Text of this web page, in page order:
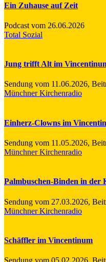
Ein Zuhause auf Zeit
Podcast vom 26.06.2026
Total Sozial
Jung trifft Alt im
Sendung vom 11.06.2026,
Münchner Kirchenradio
Einherz-Clowns im
Sendung vom 11.05.2026,
Münchner Kirchenradio
Palmbuschen-Binden in der
Sendung vom 27.03.2026,
Münchner Kirchenradio
Schäffler im Vincentinum
Sendung vom 05.02.2026,